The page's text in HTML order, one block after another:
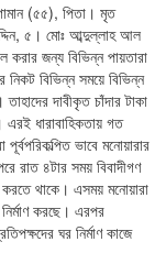
(৫৫), পিতা। মৃত
৫। মোঃ আব্দুল্লাহ আল
জন্য বিভিন্ন পায়তারা
বিভিন্ন সময়ে বিভিন্ন
দাবীকৃত চাঁদার টাকা
ধারাবাহিকতায় গত
ভাবে মনোয়ারার
রাত ৪টার সময় বিবাদীগণ
করতে থাকে। এসময় মনোয়ারা
করছে। এরপর
ঘর নির্মাণ কাজে